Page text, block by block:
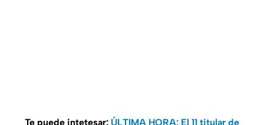
Te puede intetesar: ÚLTIMA HORA: El 11 titular de